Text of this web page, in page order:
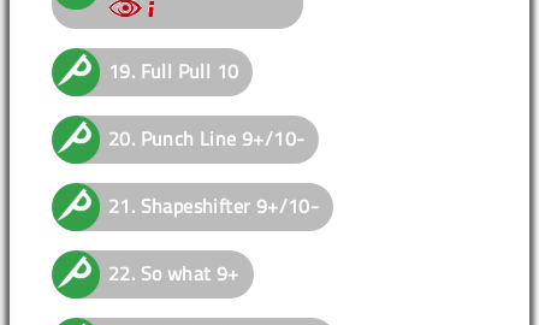
19. Full Pull 10
20. Punch Line 9+/10-
21. Shapeshifter 9+/10-
22. So what 9+